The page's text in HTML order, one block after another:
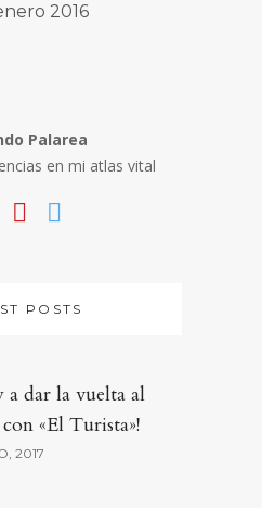
2016
Palarea
en mi atlas vital
POSTS
a dar la vuelta al
«El Turista»!
2017